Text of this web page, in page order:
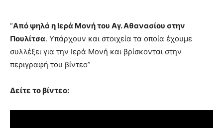
“Από ψηλά η Ιερά Μονή του Αγ. Αθανασίου στην
Πουλίτσα. Υπάρχουν και στοιχεία τα οποία έχουμε
συλλέξει για την Ιερά Μονή και βρίσκονται στην
περιγραφή του βίντεο”
Δείτε το βίντεο: